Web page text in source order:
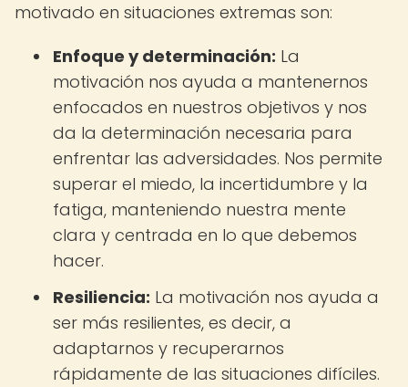
motivado en situaciones extremas son:
Enfoque y determinación: La
motivación nos ayuda a mantenernos
enfocados en nuestros objetivos y nos
da la determinación necesaria para
enfrentar las adversidades. Nos permite
superar el miedo, la incertidumbre y la
fatiga, manteniendo nuestra mente
clara y centrada en lo que debemos
hacer.
Resiliencia: La motivación nos ayuda a
ser más resilientes, es decir, a
adaptarnos y recuperarnos
rápidamente de las situaciones difíciles.